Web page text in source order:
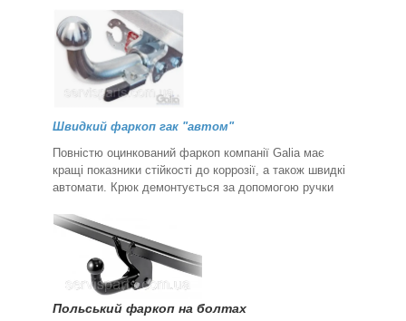
Швидкий фаркоп гак "автом"
Повністю оцинкований фаркоп компанії Galia має
кращі показники стійкості до коррозії, а також швидкі
автомати. Крюк демонтується за допомогою ручки
Польський фаркоп на болтах